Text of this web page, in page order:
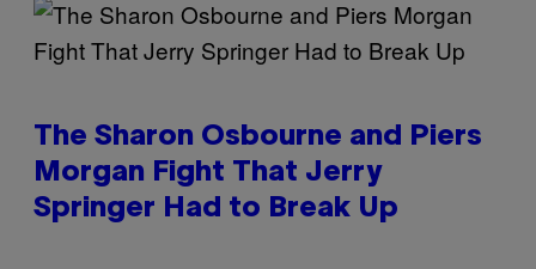
The Sharon Osbourne and Piers
Morgan Fight That Jerry
Springer Had to Break Up